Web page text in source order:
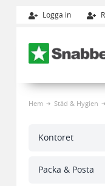
Logga in
Hem Städ & Hygien
Kontoret
Packa & Posta